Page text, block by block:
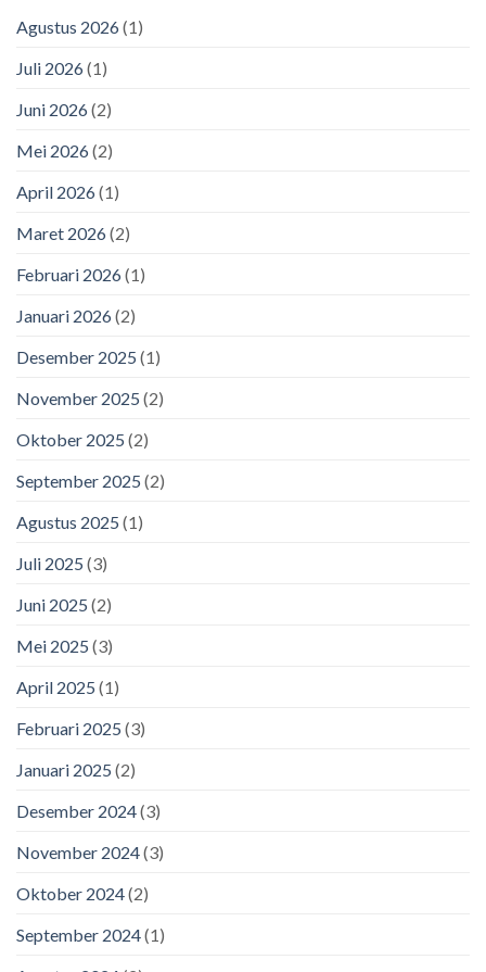
Agustus 2026(1)
Juli 2026(1)
Juni 2026(2)
Mei 2026(2)
April 2026(1)
Maret 2026(2)
Februari 2026(1)
Januari 2026(2)
Desember 2025 (1)
November 2025 (2)
Oktober 2025 (2)
September 2025 (2)
Agustus 2025 (1)
Juli 2025 (3)
Juni 2025 (2)
Mei 2025 (3)
April 2025 (1)
Februari 2025 (3)
Januari 2025 (2)
Desember 2024(3)
November 2024(3)
Oktober 2024(2)
September 2024(1)